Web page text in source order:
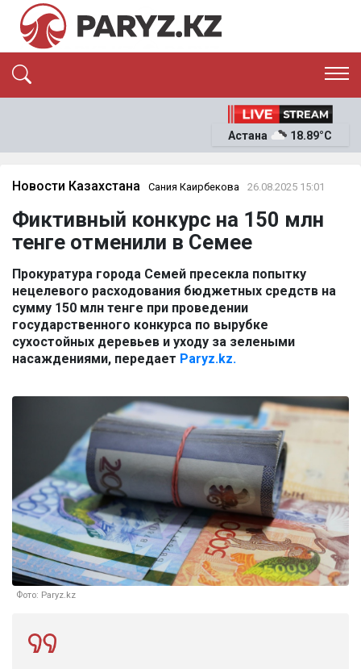
ЭКОНОМИКА
ОҚИҒА
News
Астана 18.89°C
Новости Казахстана Сания Каирбекова 26.08.2025 15:01
Фиктивный конкурс на 150 млн
тенге отменили в Семее
Прокуратура города Семей пресекла попытку
нецелевого расходования бюджетных средств на
сумму 150 млн тенге при проведении
государственного конкурса по вырубке
сухостойных деревьев и уходу за зелеными
насаждениями, передает Paryz.kz.
Фото: Paryz.kz